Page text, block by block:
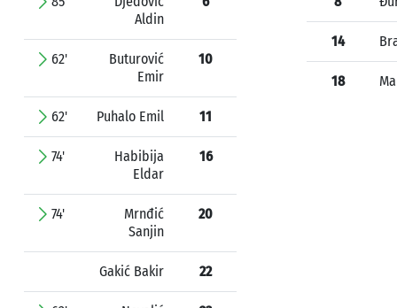
Aldin
62'
Buturović
Emir
10
62' Puhalo Emil 11
74'
Habibija
Eldar
16
74'
Mrnđić
Sanjin
20
Gakić Bakir 22
14
18